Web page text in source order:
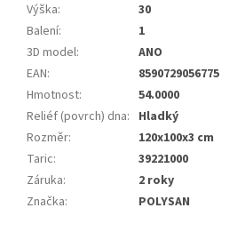
Výška:
30
Balení:
1
3D model:
ANO
EAN:
8590729056775
Hmotnost:
54.0000
Reliéf (povrch) dna: Hladký
Rozměr:
120x100x3 cm
Taric:
39221000
Záruka:
2 roky
Značka: POLYSAN